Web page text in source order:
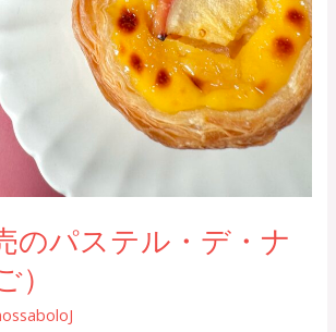
のパステル・デ・ナ